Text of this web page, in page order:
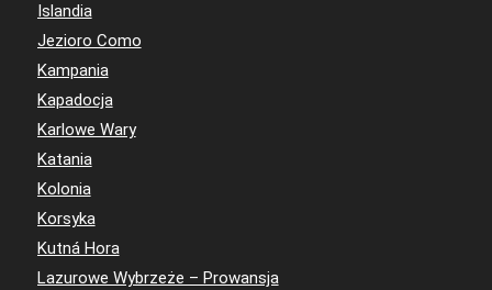
Islandia
Jezioro Como
Kampania
Kapadocja
Karlowe Wary
Katania
Kolonia
Korsyka
Kutná Hora
Lazurowe Wybrzeże – Prowansja